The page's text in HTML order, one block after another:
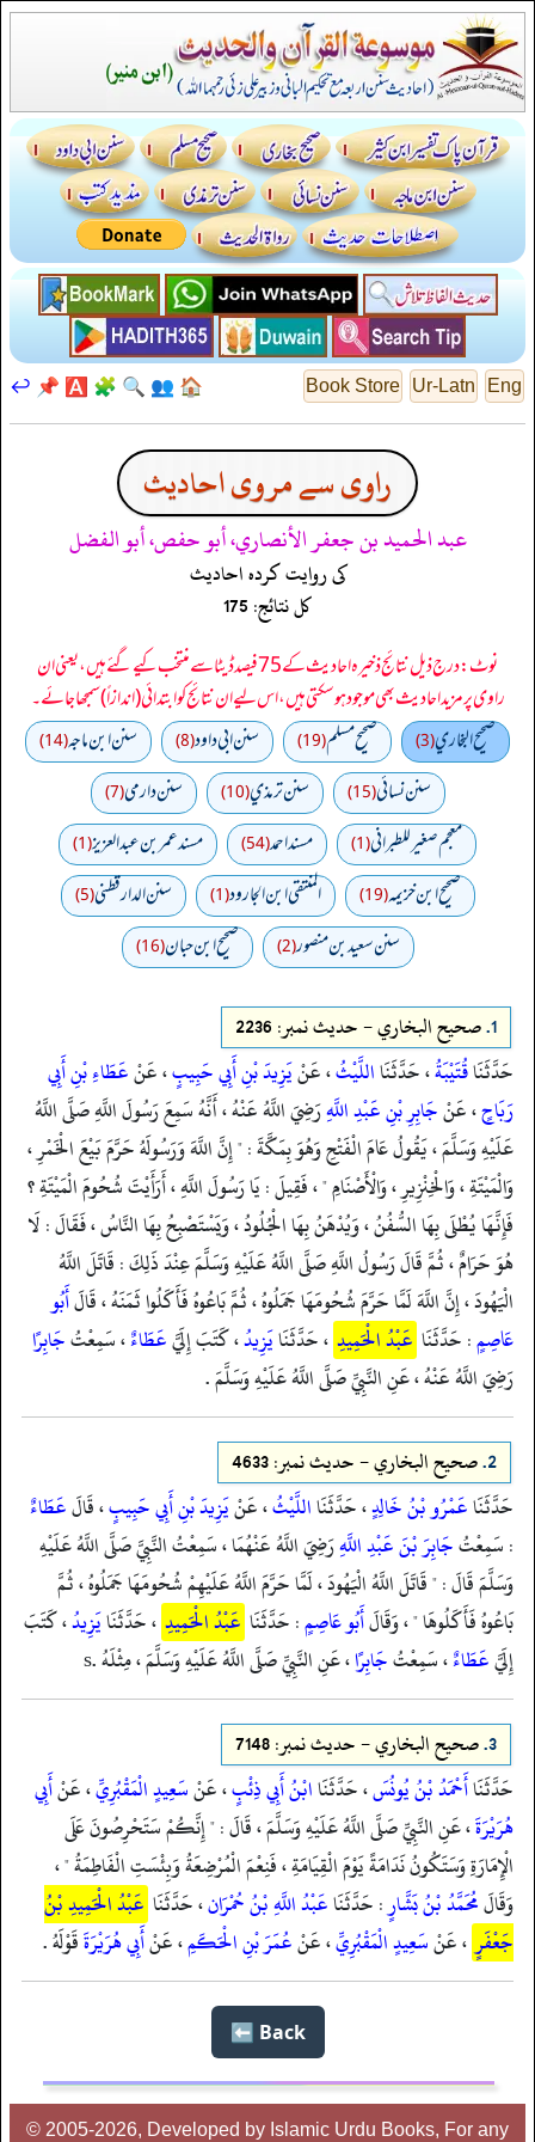
Eng
Ur-Latn
Book Store
🏠
👥
🔍
🧩
🅰️
📌
↩️
راوی سے مروی احادیث
عبد الحميد بن جعفر الأنصاري، أبو حفص، أبو الفضل
کی روایت کردہ احادیث
کل نتائج: 175
نوٹ: درج ذیل نتائج ذخیرہ احادیث کے 75 فیصد ڈیٹا سے منتخب کیے گئے ہیں، یعنی ان
راوی پر مزید احادیث بھی موجود ہو سکتی ہیں، اس لیے ان نتائج کو ابتدائی (اندازاً) سمجھا جائے۔
صحيح البخاري(3) صحيح مسلم(19) سنن ابي داود(8) سنن ابن ماجه(14)
سنن نسائي(15) سنن ترمذي(10) سنن دارمي(7)
معجم صغير للطبراني(1) مسند احمد(54) مسند عمر بن عبد العزيز(1)
صحيح ابن خزيمه(19) المنتقى ابن الجارود(1) سنن الدارقطني(5)
سنن سعید بن منصور(2) صحیح ابن حبان(16)
1. صحيح البخاري - حدیث نمبر: 2236
حَدَّثَنَاقُتَيْبَةُ، حَدَّثَنَااللَّيْثُ، عَنْيَزِيدَ بْنِ أَبِي حَبِيبٍ، عَنْعَطَاءِ بْنِ أَبِي
رَبَاحٍ، عَنْجَابِرِ بْنِ عَبْدِ اللَّهِرَضِيَ اللَّهُ عَنْهُ ، أَنَّهُ سَمِعَ رَسُولَ اللَّهِ صَلَّى اللَّهُ
عَلَيْهِ وَسَلَّمَ ، يَقُولُ عَامَ الْفَتْحِ وَهُوَ بِمَكَّةَ : " إِنَّ اللَّهَ وَرَسُولَهُ حَرَّمَ بَيْعَ الْخَمْرِ ،
وَالْمَيْتَةِ ، وَالْخِنْزِيرِ ، وَالْأَصْنَامِ " ، فَقِيلَ : يَا رَسُولَ اللَّهِ ، أَرَأَيْتَ شُحُومَ الْمَيْتَةِ ؟
فَإِنَّهَا يُطْلَى بِهَا السُّفُنُ ، وَيُدْهَنُ بِهَا الْجُلُودُ ، وَيَسْتَصْبِحُ بِهَا النَّاسُ ، فَقَالَ : لَا
هُوَ حَرَامٌ ، ثُمَّ قَالَ رَسُولُ اللَّهِ صَلَّى اللَّهُ عَلَيْهِ وَسَلَّمَ عِنْدَ ذَلِكَ : قَاتَلَ اللَّهُ
الْيَهُودَ ، إِنَّ اللَّهَ لَمَّا حَرَّمَ شُحُومَهَا جَمَلُوهُ ، ثُمَّ بَاعُوهُ فَأَكَلُوا ثَمَنَهُ ، قَالَأَبُو
عَاصِمٍ: حَدَّثَنَا عَبْدُ الْحَمِيدِ ، حَدَّثَنَايَزِيدُ، كَتَبَ إِلَيَّعَطَاءٌ، سَمِعْتُجَابِرًا
رَضِيَ اللَّهُ عَنْهُ ، عَنِ النَّبِيِّ صَلَّى اللَّهُ عَلَيْهِ وَسَلَّمَ .
2. صحيح البخاري - حدیث نمبر: 4633
حَدَّثَنَاعَمْرُو بْنُ خَالِدٍ، حَدَّثَنَااللَّيْثُ، عَنْيَزِيدَ بْنِ أَبِي حَبِيبٍ، قَالَعَطَاءٌ
: سَمِعْتُجَابِرَ بْنَ عَبْدِ اللَّهِرَضِيَ اللَّهُ عَنْهُمَا ، سَمِعْتُ النَّبِيَّ صَلَّى اللَّهُ عَلَيْهِ
وَسَلَّمَ قَالَ : " قَاتَلَ اللَّهُ الْيَهُودَ ، لَمَّا حَرَّمَ اللَّهُ عَلَيْهِمْ شُحُومَهَا جَمَلُوهُ ، ثُمَّ
بَاعُوهُ فَأَكَلُوهَا " ، وَقَالَأَبُو عَاصِمٍ: حَدَّثَنَا عَبْدُ الْحَمِيدِ ، حَدَّثَنَايَزِيدُ، كَتَبَ
إِلَيَّعَطَاءٌ، سَمِعْتُجَابِرًا، عَنِ النَّبِيِّ صَلَّى اللَّهُ عَلَيْهِ وَسَلَّمَ ، مِثْلَهُ .s
3. صحيح البخاري - حدیث نمبر: 7148
حَدَّثَنَاأَحْمَدُ بْنُ يُونُسَ، حَدَّثَنَاابْنُ أَبِي ذِئْبٍ، عَنْسَعِيدٍ الْمَقْبُرِيِّ، عَنْأَبِي
هُرَيْرَةَ، عَنِ النَّبِيِّ صَلَّى اللَّهُ عَلَيْهِ وَسَلَّمَ ، قَالَ : " إِنَّكُمْ سَتَحْرِصُونَ عَلَى
الْإِمَارَةِ وَسَتَكُونُ نَدَامَةً يَوْمَ الْقِيَامَةِ ، فَنِعْمَ الْمُرْضِعَةُ وَبِئْسَتِ الْفَاطِمَةُ " ،
وَقَالَمُحَمَّدُ بْنُ بَشَّارٍ: حَدَّثَنَاعَبْدُ اللَّهِ بْنُ حُمْرَان، حَدَّثَنَا عَبْدُ الْحَمِيدِ بْنُ
جَعْفَرٍ ، عَنْسَعِيدٍ الْمَقْبُرِيِّ، عَنْعُمَرَ بْنِ الْحَكَمِ، عَنْأَبِي هُرَيْرَةَقَوْلَهُ .
Back ⬅️
© 2005-2026, Developed by Islamic Urdu Books, For any